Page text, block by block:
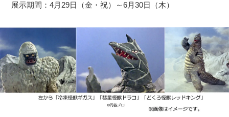
展示期間：4月29日（金・祝）～6月30日（木）